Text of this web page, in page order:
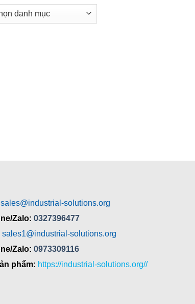
solutions.org
Zalo: 0327396477
sales1@industrial-solutions.org
Zalo: 0973309116
phẩm: https://industrial-solutions.org//